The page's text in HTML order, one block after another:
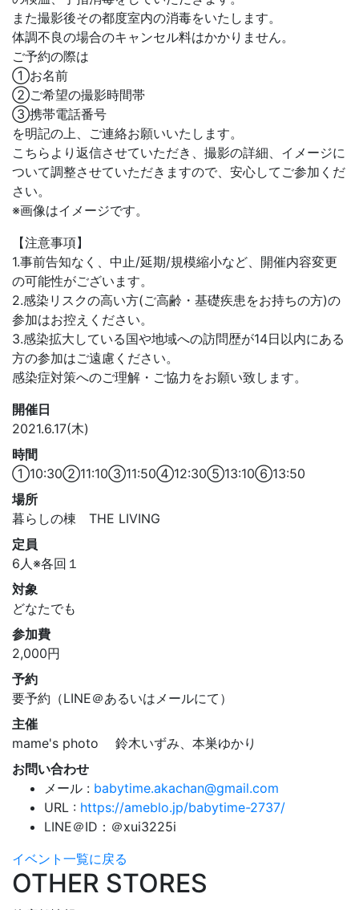
また撮影後その都度室内の消毒をいたします。
体調不良の場合のキャンセル料はかかりません。
ご予約の際は
①お名前
②ご希望の撮影時間帯
③携帯電話番号
を明記の上、ご連絡お願いいたします。
こちらより返信させていただき、撮影の詳細、イメージに
ついて調整させていただきますので、安心してご参加くだ
さい。
※画像はイメージです。
【注意事項】
1.事前告知なく、中止/延期/規模縮小など、開催内容変更
の可能性がございます。
2.感染リスクの高い方(ご高齢・基礎疾患をお持ちの方)の
参加はお控えください。
3.感染拡大している国や地域への訪問歴が14日以内にある
方の参加はご遠慮ください。
感染症対策へのご理解・ご協力をお願い致します。
開催日
2021.6.17(木)
時間
①10:30②11:10③11:50④12:30⑤13:10⑥13:50
場所
暮らしの棟 THE LIVING
定員
6人※各回１
対象
どなたでも
参加費
2,000円
予約
要予約（LINE＠あるいはメールにて）
主催
mame's photo 鈴木いずみ、本巣ゆかり
お問い合わせ
メール : babytime.akachan@gmail.com
URL : https://ameblo.jp/babytime-2737/
LINE＠ID：＠xui3225i
イベント一覧に戻る
OTHER STORES